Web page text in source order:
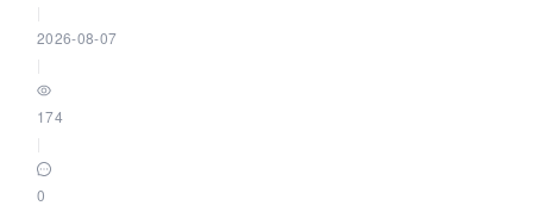
2026-08-07
174
0